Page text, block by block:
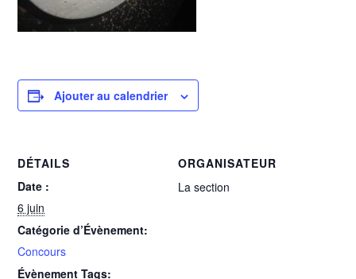
Ajouter au calendrier
DÉTAILS
Date :
6 juin
Catégorie d’Évènement:
Concours
Évènement Tags:
ORGANISATEUR
La section